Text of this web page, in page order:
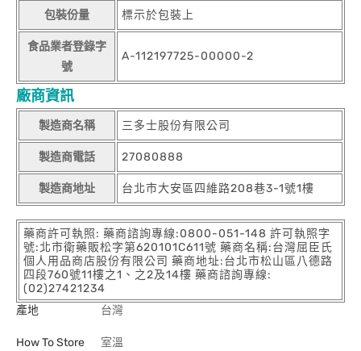
包裝份量 標示於包裝上
食品業者登錄字
號
A-112197725-00000-2
廠商資訊
製造商名稱 三多士股份有限公司
製造商電話 27080888
製造商地址 台北市大安區四維路208巷3-1號1樓
藥商許可執照: 藥商諮詢專線:0800-051-148 許可執照字
號:北市衛藥販松字第620101C611號 藥商名稱:台灣屈臣氏
個人用品商店股份有限公司 藥商地址:台北市松山區八德路
四段760號11樓之1、之2及14樓 藥商諮詢專線:
(02)27421234
產地
台灣
How To Store 室溫